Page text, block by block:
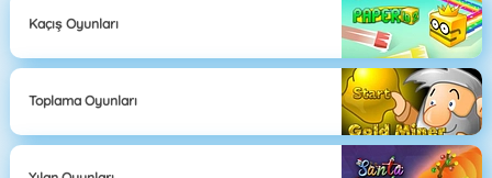
Kaçış Oyunları
Toplama Oyunları